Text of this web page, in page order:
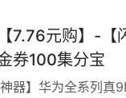
7.76元购】-【
券100集分宝
神器】华为全系列